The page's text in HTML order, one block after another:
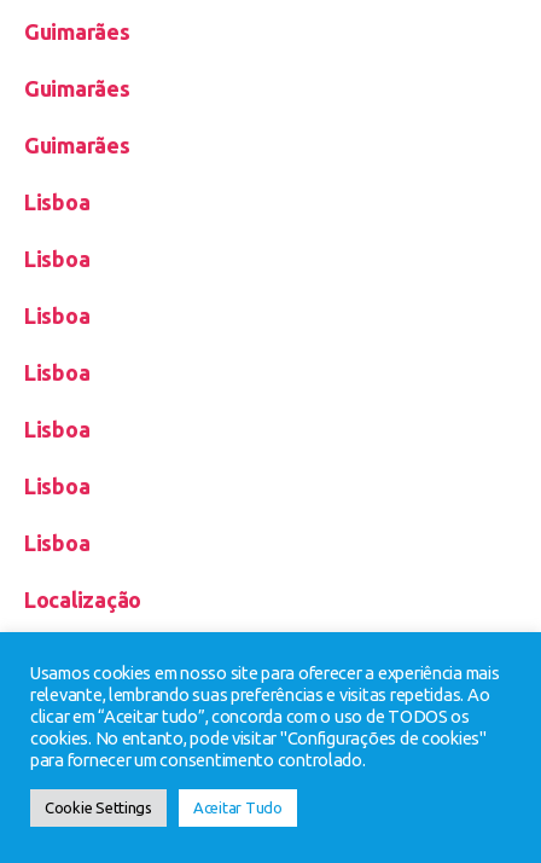
Guimarães
Guimarães
Guimarães
Lisboa
Lisboa
Lisboa
Lisboa
Lisboa
Lisboa
Lisboa
Localização
Notícias
Operações Turisticas
Pastelaria/Padaria
Usamos cookies em nosso site para oferecer a experiência mais
relevante, lembrando suas preferências e visitas repetidas. Ao
clicar em “Aceitar tudo”, concorda com o uso de TODOS os
cookies. No entanto, pode visitar "Configurações de cookies"
para fornecer um consentimento controlado.
Cookie Settings Aceitar Tudo